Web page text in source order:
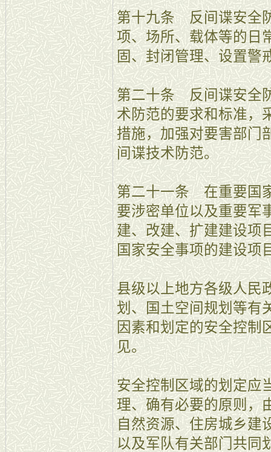
第十九条 反间谍安全
项、场所、载体等的日
固、封闭管理、设置警
第二十条 反间谍安全
术防范的要求和标准，
措施，加强对要害部门
间谍技术防范。
第二十一条 在重要国
要涉密单位以及重要军
建、改建、扩建建设项
国家安全事项的建设项
县级以上地方各级人民
划、国土空间规划等有
因素和划定的安全控制
见。
安全控制区域的划定应
理、确有必要的原则，
自然资源、住房城乡建
以及军队有关部门共同